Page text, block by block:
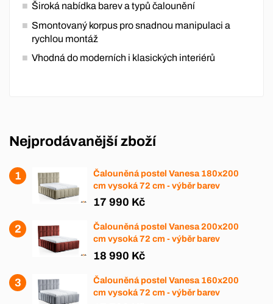
Široká nabídka barev a typů čalounění
Smontovaný korpus pro snadnou manipulaci a
rychlou montáž
Vhodná do moderních i klasických interiérů
Nejprodávanější zboží
Čalouněná postel Vanesa 180x200
cm vysoká 72 cm - výběr barev
17 990 Kč
Čalouněná postel Vanesa 200x200
cm vysoká 72 cm - výběr barev
18 990 Kč
Čalouněná postel Vanesa 160x200
cm vysoká 72 cm - výběr barev